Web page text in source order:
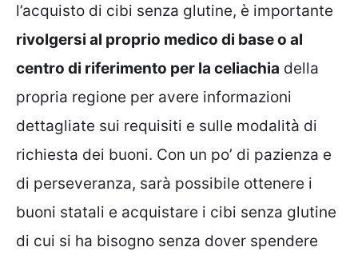
l’acquisto di cibi senza glutine, è importante
rivolgersi al proprio medico di base o al
centro di riferimento per la celiachia della
propria regione per avere informazioni
dettagliate sui requisiti e sulle modalità di
richiesta dei buoni. Con un po’ di pazienza e
di perseveranza, sarà possibile ottenere i
buoni statali e acquistare i cibi senza glutine
di cui si ha bisogno senza dover spendere